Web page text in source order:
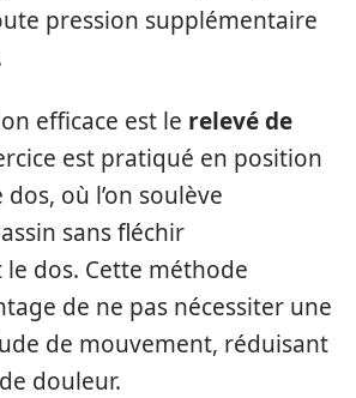
pression supplémentaire
efficace est le relevé de
est pratiqué en position
où l’on soulève
sans fléchir
le dos. Cette méthode
de ne pas nécessiter une
de mouvement, réduisant
douleur.